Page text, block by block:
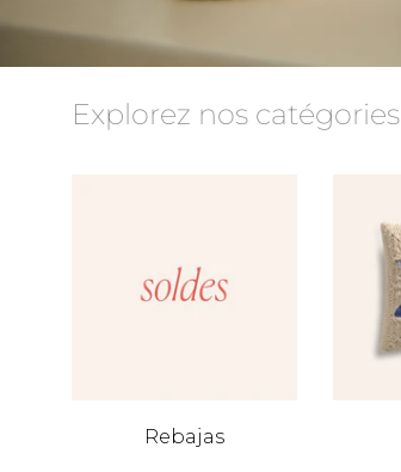
Explorez nos catégories
Rebajas